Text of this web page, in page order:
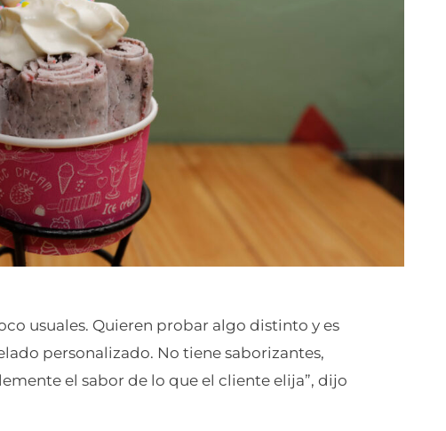
usuales. Quieren probar algo distinto y es
personalizado. No tiene saborizantes,
el sabor de lo que el cliente elija”, dijo